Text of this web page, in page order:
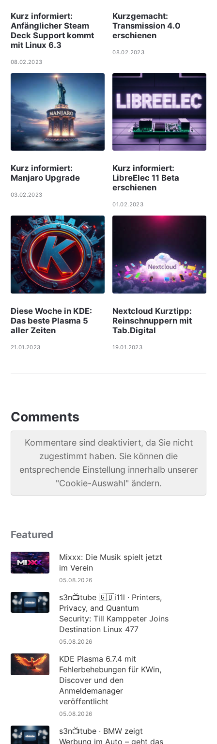
Kurz informiert:
Anfänglicher Steam
Deck Support kommt
mit Linux 6.3
08.02.2023
Kurzgemacht:
Transmission 4.0
erschienen
08.02.2023
Kurz informiert:
Manjaro Upgrade
03.02.2023
Kurz informiert:
LibreElec 11 Beta
erschienen
01.02.2023
Diese Woche in KDE:
Das beste Plasma 5
aller Zeiten
21.01.2023
Nextcloud Kurztipp:
Reinschnuppern mit
Tab.Digital
19.01.2023
Comments
Kommentare sind deaktiviert, da Sie nicht
zugestimmt haben. Sie können die
entsprechende Einstellung innerhalb unserer
"Cookie-Auswahl" ändern.
Featured
Mixxx: Die Musik spielt jetzt
im Verein
05.08.2026
s3n📺tube 🇬🇧i11l · Printers,
Privacy, and Quantum
Security: Till Kamppeter Joins
Destination Linux 477
05.08.2026
KDE Plasma 6.7.4 mit
Fehlerbehebungen für KWin,
Discover und den
Anmeldemanager
veröffentlicht
05.08.2026
s3n📺tube · BMW zeigt
Werbung im Auto – geht das